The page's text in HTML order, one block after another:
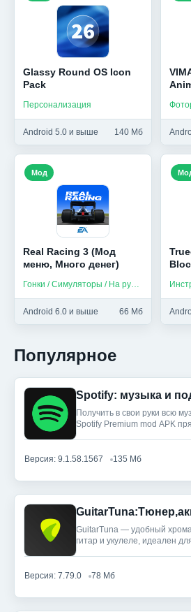
Glassy Round OS Icon
Pack
Персонализация
Android 5.0 и выше 140 Мб
Real Racing 3 (Мод
меню, Много денег)
Гонки / Симуляторы / На русском
Android 6.0 и выше 66 Мб
Мод
Популярное
Получить в свои руки всю
Spotify Premium mod APK
Версия: 9.1.58.1567 135 Мб
GuitarTuna — удобный
гитар и укулеле, идеален
Версия: 7.79.0 78 Мб